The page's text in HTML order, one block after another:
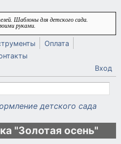
Шаблоны для детского сада.
руками.
Оплата
Вход
детского сада
"Золотая осень"